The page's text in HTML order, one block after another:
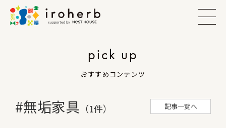
pick up
おすすめコンテンツ
#無垢家具 （1件） 記事一覧へ